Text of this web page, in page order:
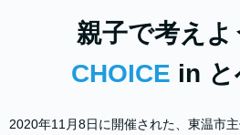
親子で考えよ
CHOICE in と
2020年11月8日に開催された、東温市